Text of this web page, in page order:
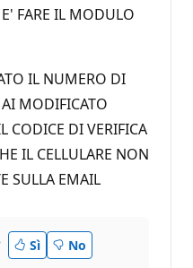
FARE IL MODULO
IL NUMERO DI
MODIFICATO
CODICE DI VERIFICA
IL CELLULARE NON
SULLA EMAIL
Sì No